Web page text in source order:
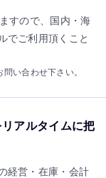
すので、国内・海
でご利用頂くこと
い合わせ下さい。
アルタイムに把
経営・在庫・会計